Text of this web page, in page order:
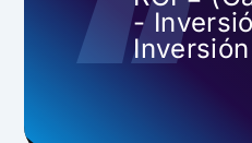
-
Inversión